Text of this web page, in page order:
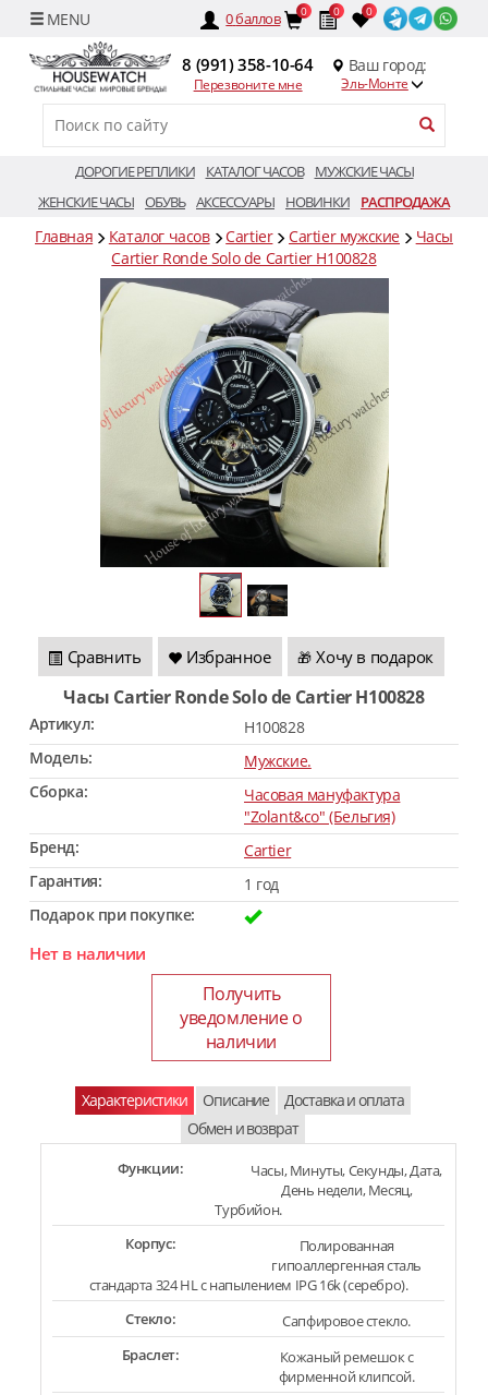
0баллов 0 0 0
8 (991) 358-10-64
Перезвоните мне
Ваш город:
Эль-Монте
ДОРОГИЕ РЕПЛИКИ КАТАЛОГ ЧАСОВ
МУЖСКИЕ ЧАСЫ
ЖЕНСКИЕ ЧАСЫ ОБУВЬ АКСЕССУАРЫ НОВИНКИ РАСПРОДАЖА
Главная Каталог часов Cartier Cartier мужские
Часы
Cartier Ronde Solo de Cartier H100828
Сравнить Избранное 🎁 Хочу в подарок
Часы Cartier Ronde Solo de Cartier H100828
Артикул:
H100828
Модель:
Мужские.
Сборка:
Часовая мануфактура
"Zolant&co" (Бельгия)
Бренд:
Cartier
Гарантия:
1 год
Подарок при покупке:
Нет в наличии
Получить
уведомление о
наличии
Характеристики Описание
Доставка и оплата
Обмен и возврат
Функции:
Часы, Минуты, Секунды, Дата,
День недели, Месяц,
Турбийон.
Корпус:
Полированная
гипоаллергенная сталь
стандарта 324 HL с напылением IPG 16k (серебро).
Стекло:
Сапфировое стекло.
Браслет:
Кожаный ремешок с
фирменной клипсой.